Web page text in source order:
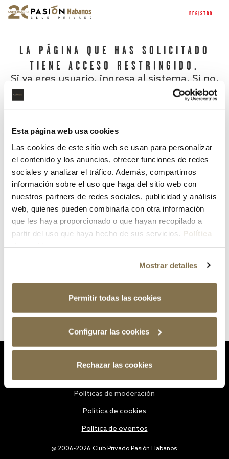
Esta página web usa cookies
Las cookies de este sitio web se usan para personalizar
el contenido y los anuncios, ofrecer funciones de redes
sociales y analizar el tráfico. Además, compartimos
información sobre el uso que haga del sitio web con
nuestros partners de redes sociales, publicidad y análisis
web, quienes pueden combinarla con otra información
que les haya proporcionado o que hayan recopilado a
partir del uso que haya hecho de sus servicios. Política
Mostrar detalles
Permitir todas las cookies
Configurar las cookies
Rechazar las cookies
REGISTRO
LA PÁGINA QUE HAS SOLICITADO
TIENE ACCESO RESTRINGIDO.
Si ya eres usuario, ingresa al sistema. Si no,
¿Has olvidado tu contraseña?
@ 2006-2026 Club Privado Pasión Habanos.
Políticas de moderación
Política de cookies
Política de eventos